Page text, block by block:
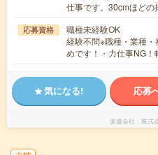
仕事です。30cmほど
応募資格
職種未経験OK
経験不問※職種・業種
めです！・力仕事NG
気になる! 応募
派遣会社 株式